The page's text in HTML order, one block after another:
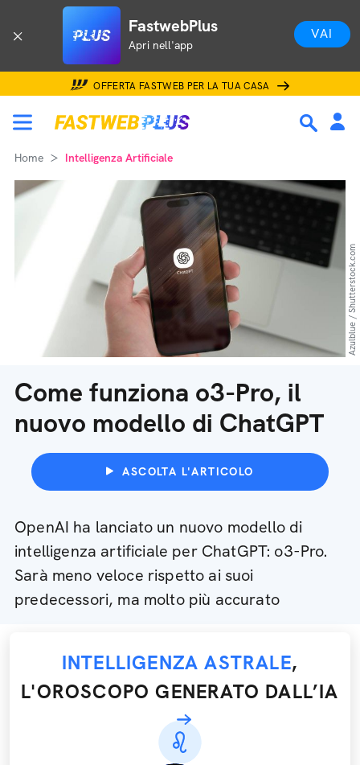
FastwebPlus
Apri nell'app
VAI
OFFERTA FASTWEB PER LA TUA CASA
Home Intelligenza Artificiale
Come funziona o3-Pro, il
nuovo modello di ChatGPT
ASCOLTA L'ARTICOLO
OpenAI ha lanciato un nuovo modello di
intelligenza artificiale per ChatGPT: o3-Pro.
Sarà meno veloce rispetto ai suoi
predecessori, ma molto più accurato
Azulblue / Shutterstock.com
INTELLIGENZA ASTRALE,
L'OROSCOPO GENERATO DALL’IA